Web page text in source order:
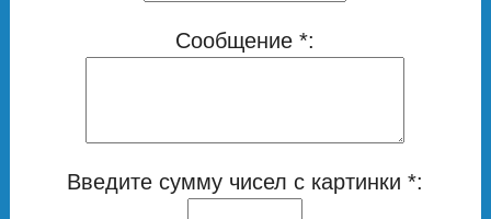
Сообщение *:
Введите сумму чисел с картинки *: